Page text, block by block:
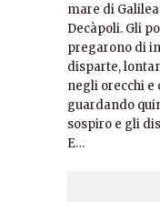
mare di
Decàpoli. Gli
pregarono di
disparte,
negli orecchi e
guardando
sospiro e gli
E…